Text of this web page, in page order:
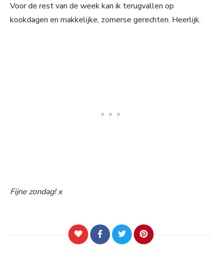
Voor de rest van de week kan ik terugvallen op
kookdagen en makkelijke, zomerse gerechten. Heerlijk.
Fijne zondag! x